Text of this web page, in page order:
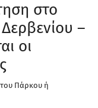
στο
–
οι
του Πάρκου ή